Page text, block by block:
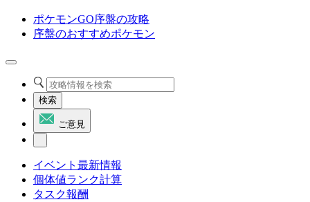
ポケモンGO序盤の攻略
序盤のおすすめポケモン
検索
ご意見
イベント最新情報
個体値ランク計算
タスク報酬